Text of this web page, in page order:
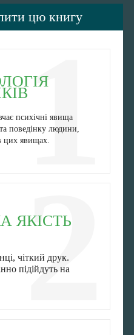
цю книгу
1
психічні явища
поведінку людини,
цих явищах.
2
ЯКІСТЬ
чіткий друк.
підійдуть на